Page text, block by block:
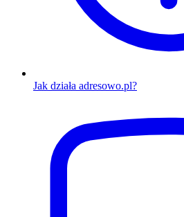
Jak działa adresowo.pl?